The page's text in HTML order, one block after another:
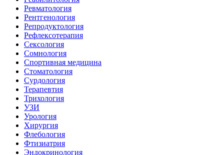
Ревматология
Рентгенология
Репродуктология
Рефлексотерапия
Сексология
Сомнология
Спортивная медицина
Стоматология
Сурдология
Терапевтия
Трихология
УЗИ
Урология
Хирургия
Флебология
Фтизиатрия
Эндокринология